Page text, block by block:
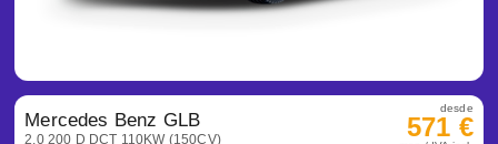
Mercedes Benz GLB
2.0 200 D DCT 110KW (150CV)
desde
571 €